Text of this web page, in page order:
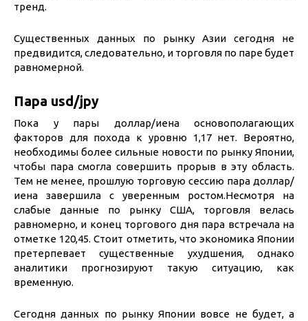
тренд.
Существенных данных по рынку Азии сегодня не
предвидится, следовательно, и торговля по паре будет
равномерной.
Пара usd/jpy
Пока у пары доллар/иена основополагающих
факторов для похода к уровню 1,17 нет. Вероятно,
необходимы более сильные новости по рынку Японии,
чтобы пара смогла совершить прорыв в эту область.
Тем не менее, прошлую торговую сессию пара доллар/
иена завершила с уверенным ростом.Несмотря на
слабые данные по рынку США, торговля велась
равномерно, и конец торгового дня пара встречала на
отметке 120,45. Стоит отметить, что экономика Японии
претерпевает существенные ухудшения, однако
аналитики прогнозируют такую ситуацию, как
временную.
Сегодня данных по рынку Японии вовсе не будет, а